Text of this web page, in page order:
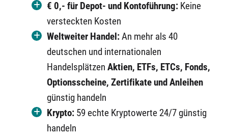
€ 0,- für Depot- und Kontoführung: Keine
versteckten Kosten
Weltweiter Handel:An mehr als 40
deutschen und internationalen
Handelsplätzen Aktien, ETFs, ETCs, Fonds,
Optionsscheine, Zertifikate und Anleihen
günstig handeln
Krypto: 59 echte Kryptowerte 24/7 günstig
handeln